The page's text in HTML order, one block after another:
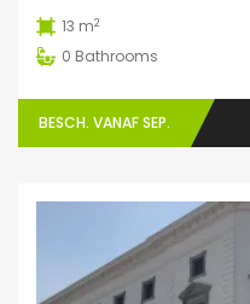
13 m2
0 Bathrooms
BESCH. VANAF SEP.